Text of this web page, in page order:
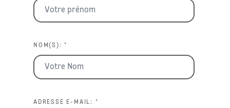
NOM(S): *
ADRESSE E-MAIL: *